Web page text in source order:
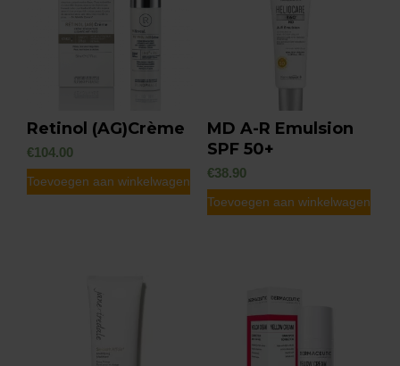
Retinol (AG)Crème
€104.00
Toevoegen aan winkelwagen
MD A-R Emulsion
SPF 50+
€38.90
Toevoegen aan winkelwagen